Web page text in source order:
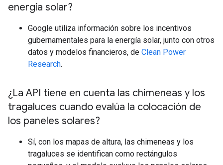
energía solar?
Google utiliza información sobre los incentivos
gubernamentales para la energía solar, junto con otros
datos y modelos financieros, de Clean Power
Research.
¿La API tiene en cuenta las chimeneas y los
tragaluces cuando evalúa la colocación de
los paneles solares?
Sí, con los mapas de altura, las chimeneas y los
tragaluces se identifican como rectángulos